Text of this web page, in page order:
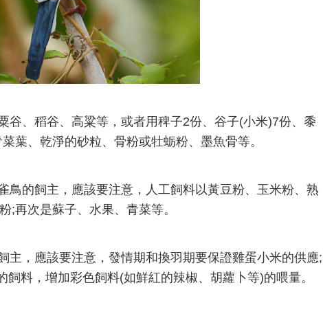
、稻谷、高粱等，或者用稗子2份、谷子(小米)7份、黍
葉、乾淨的砂粒、骨粉或牡蛎粉、墨魚骨等。
的飼主，應該要注意，人工飼料以黃豆粉、玉米粉、熟
;再次是蘇子、水果、青菜等。
，應該要注意，發情期和換羽期要保證雞蛋小米的供應;
料，增加彩色飼料(如鮮紅的辣椒、胡蘿卜等)的喂量。